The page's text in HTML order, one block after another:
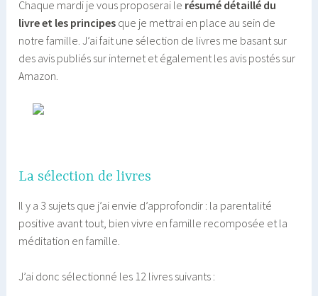
Chaque mardi je vous proposerai le résumé détaillé du
livre et les principes que je mettrai en place au sein de
notre famille. J’ai fait une sélection de livres me basant sur
des avis publiés sur internet et également les avis postés sur
Amazon.
La sélection de livres
Il y a 3 sujets que j’ai envie d’approfondir : la parentalité
positive avant tout, bien vivre en famille recomposée et la
méditation en famille.
J’ai donc sélectionné les 12 livres suivants :